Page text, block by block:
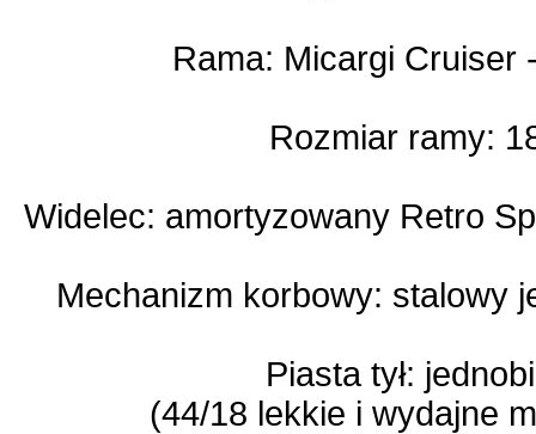
Rama: Micargi Cruiser
Rozmiar ramy:
Widelec: amortyzowany Retro
Mechanizm korbowy: stalowy
Piasta tył:
(44/18 lekkie i wydajne